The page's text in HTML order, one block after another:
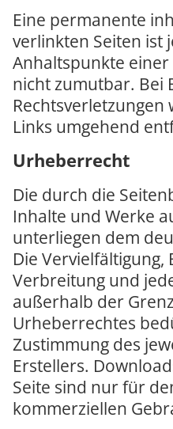
Eine permanente
verlinkten Seiten ist
Anhaltspunkte
nicht zumutbar. Bei
Links umgehend
Urheberrecht
Die durch die
Inhalte und Werke
unterliegen dem
Die Vervielfältigung,
Verbreitung und
außerhalb der
Urheberrechtes
Zustimmung des
Erstellers.
Seite sind nur für
kommerziellen